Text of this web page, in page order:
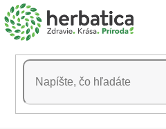
Prejsť
na
obsah